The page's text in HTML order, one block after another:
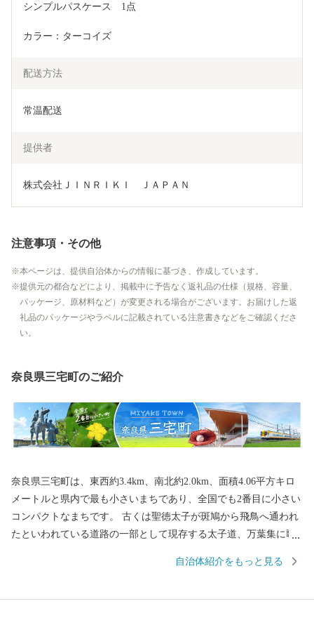
シンプルパスケース　1点
カラー：ターコイズ
配送方法
常温配送
提供者
株式会社ＪＩＮＲＩＫＩ　ＪＡＰＡＮ
注意事項・その他
本ページは、提供自治体からの情報に基づき、作成しています。
提供元の都合などにより、掲載中に予告なく返礼品の仕様（規格、容量、
パッケージ、原材料など）が変更される場合がございます。お届けした返
礼品のパッケージやラベルに記載されている注意書きなどをご確認くださ
い。
奈良県三宅町のご紹介
奈良県三宅町は、東西約3.4km、南北約2.0km、面積4.06平方キロ
メートルと県内で最も小さいまちであり、全国でも2番目に小さい
コンパクトなまちです。 古くは聖徳太子が斑鳩から飛鳥へ通われ
たといわれている道路の一部として現存する太子道、万葉集に歌
れている忍性菩薩の生誕の地など歴史と文化が香るまちです。 地
自治体紹介をもっと見る